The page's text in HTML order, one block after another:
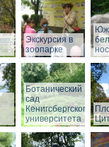
Экскурсия в
зоопарке
Ботанический
сад
Кенигсбергского
университета